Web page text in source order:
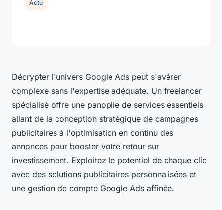
Décrypter l'univers Google Ads peut s'avérer
complexe sans l'expertise adéquate. Un freelancer
spécialisé offre une panoplie de services essentiels
allant de la conception stratégique de campagnes
publicitaires à l'optimisation en continu des
annonces pour booster votre retour sur
investissement. Exploitez le potentiel de chaque clic
avec des solutions publicitaires personnalisées et
une gestion de compte Google Ads affinée.
Actu